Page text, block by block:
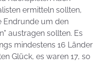
ermitteln sollten,
Endrunde um den
austragen sollten. Es
mindestens 16 Länder
Glück, es waren 17, so